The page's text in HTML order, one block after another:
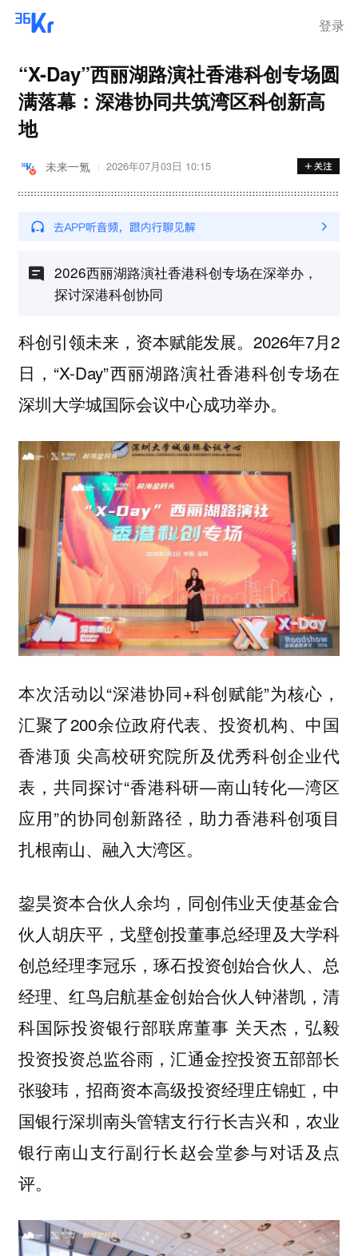
登录
“X-Day”西丽湖路演社香港科创专场圆
满落幕：深港协同共筑湾区科创新高
地
未来一氪 2026年07月03日 10:15
2026西丽湖路演社香港科创专场在深举办，
探讨深港科创协同
科创引领未来，资本赋能发展。2026年7月2
日，“X-Day”西丽湖路演社香港科创专场在
深圳大学城国际会议中心成功举办。
本次活动以“深港协同+科创赋能”为核心，
汇聚了200余位政府代表、投资机构、中国
香港顶 尖高校研究院所及优秀科创企业代
表，共同探讨“香港科研—南山转化—湾区
应用”的协同创新路径，助力香港科创项目
扎根南山、融入大湾区。
鋆昊资本合伙人余均，同创伟业天使基金合
伙人胡庆平，戈壁创投董事总经理及大学科
创总经理李冠乐，琢石投资创始合伙人、总
经理、红鸟启航基金创始合伙人钟潜凯，清
科国际投资银行部联席董事 关天杰，弘毅
投资投资总监谷雨，汇通金控投资五部部长
张骏玮，招商资本高级投资经理庄锦虹，中
国银行深圳南头管辖支行行长吉兴和，农业
银行南山支行副行长赵会堂参与对话及点
评。